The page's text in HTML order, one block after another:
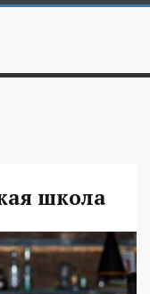
школа